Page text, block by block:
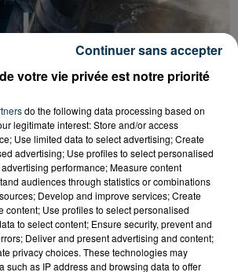
: LE PRÉFÊT PREND UN
ACTIVITÉS DE...
votre vie privée est notre priorité
do the following data processing based on
legitimate interest: Store and/or access
Use limited data to select advertising; Create
advertising; Use profiles to select personalised
performance; Measure content
audiences through statistics or combinations
Develop and improve services; Create
content; Use profiles to select personalised
to select content; Ensure security, prevent and
Deliver and present advertising and content;
privacy choices. These technologies may
such as IP address and browsing data to offer
Continuer sans accepter